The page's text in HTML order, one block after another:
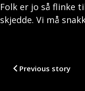
Folk er jo så flinke
skjedde. Vi må
Previous story